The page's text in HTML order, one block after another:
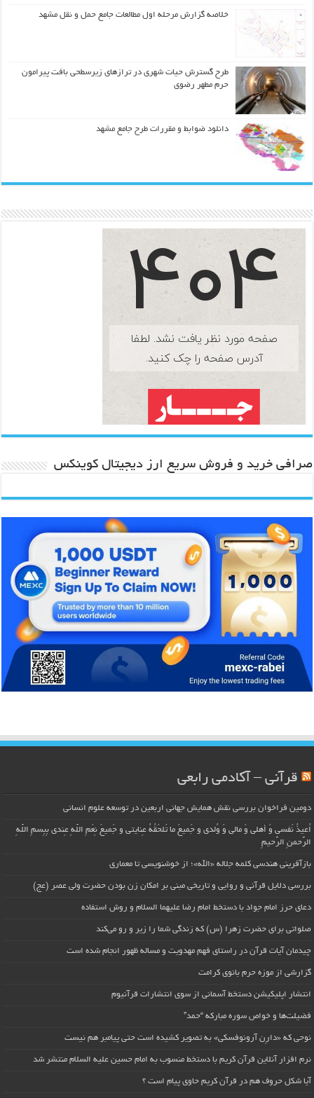
خلاصه گزارش مرحله اول مطالعات جامع حمل و نقل مشهد
طرح گسترش حیات شهري در ترازهاي زیرسطحی بافت پیرامون
حرم مطهر رضوي
دانلود ضوابط و مقررات طرح جامع مشهد
صرافی خرید و فروش سریع ارز دیجیتال کوینکس
قرآنی – آکادمی رابعی
دومین فراخوان بررسی نقش همایش جهانی اربعین در توسعه علوم انسانی
اُعیذُ نَفسی وَ أهلی وَ مالی وَ وُلدی و جَمیعَ ما تَلحَقُهُ عِنایتی و جَمیعَ نِعَمِ اللّهِ عِندی بِبِسمِ اللّهِ
الرَّحمنِ الرَّحیمِ
بازآفرینی هندسی کلمه جلاله «الله»؛ از خوشنویسی تا معماری
بررسی دلایل قرآنی و روایی و تاریخی مبنی بر امکان زن بودن حضرت ولی عصر (عج)
دعای حرز امام جواد با دستخط امام رضا علیهما السلام و روش استفاده
صلواتی برای حضرت زهرا (س) که زندگی شما را زیر و رو می‌کند
چیدمان آیات قرآن در راستای فهم مهدویت و مساله ظهور انجام شده است
گزارشی از موزه حرم بانوی کرامت
انتشار اپلیکیشن دستخط آسمانی از سوی انتشارات قرآنیوم
فضیلت‌ها و خواص سوره مبارکه “حمد”
نوحی که «دارِن آرونوفسکی» به تصویر کشیده است حتی پیامبر هم نیست
نرم افزار آنلاین قرآن کریم با دستخط منسوب به امام حسین علیه السلام منتشر شد
آیا شکل حروف هم در قرآن کریم حاوی پیام است ؟